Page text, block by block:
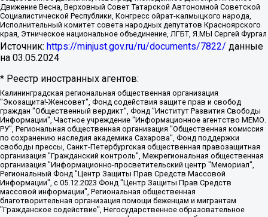
Движение Весна, Верховный Совет Татарской Автономной Советской
Социалистической Республики, Конгресс ойрат-калмыцкого народа,
Исполнительный комитет совета народных депутатов Красноярского
края, Этническое национальное объединение, ЛГБТ, Я.МЫ Сергей Фургал
Источник: https://minjust.gov.ru/ru/documents/7822/ данные
на 03.05.2024
* Реестр иностранных агентов:
Калининградская региональная общественная организация "Экозащита!-Женсовет", Фонд содействия защите прав и свобод граждан "Общественный вердикт", Фонд "Институт Развития Свободы Информации", Частное учреждение "Информационное агентство МЕМО. РУ", Региональная общественная организация "Общественная комиссия по сохранению наследия академика Сахарова", Фонд поддержки свободы прессы, Санкт-Петербургская общественная правозащитная организация "Гражданский контроль", Межрегиональная общественная организация "Информационно-просветительский центр "Мемориал", Региональный Фонд "Центр Защиты Прав Средств Массовой Информации", с 05.12.2023 Фонд "Центр Защиты Прав Средств массовой информации", Региональная общественная благотворительная организация помощи беженцам и мигрантам "Гражданское содействие", Негосударственное образовательное учреждение дополнительного профессионального образования (повышение квалификации) специалистов "АКАДЕМИЯ ПО ПРАВАМ ЧЕЛОВЕКА", Свердловская региональная общественная организация "Сутяжник", Автономная некоммерческая организация "Центр независимых социологических исследований", Союз общественных объединений "Российский исследовательский центр по правам человека", Региональное общественное учреждение научно-информационный центр "МЕМОРИАЛ", Некоммерческая организация "Фонд защиты гласности", Автономная некоммерческая организация "Институт прав человека", Городская общественная организация "Екатеринбургское общество "МЕМОРИАЛ", Городская общественная организация "Рязанское историко-просветительское и правозащитное общество "Мемориал" (Рязанский Мемориал), Челябинский региональный орган общественной самодеятельности – женское общественное объединение "Женщины Евразии", Челябинский региональный орган общественной самодеятельности "Уральская правозащитная группа", Фонд содействия защите здоровья и социальной справедливости имени Андрея Рылькова, Автономная Некоммерческая Организация "Аналитический Центр Юрия Левады", Автономная некоммерческая организация социальной поддержки населения "Проект Апрель", Региональная общественная организация помощи женщинам и детям, находящимся в кризисной ситуации "Информационно-методический центр "Анна", Фонд содействия развитию массовых коммуникаций и правовому просвещению "Так-так-Так", Фонд содействия устойчивому развитию "Серебряная тайга", Свердловский региональный общественный фонд социальных проектов "Новое время", "Idel.Реалии", Кавказ.Реалии, Крым.Реалии, Телеканал Настоящее Время, Татаро-башкирская служба Радио Свобода (Azatliq Radiosi), Радио Свободная Европа/Радио Свобода (PCE/PC), "Сибирь.Реалии", "Фактограф", Благотворительный фонд помощи осужденным и их семьям, Автономная некоммерческая организация "Институт глобализации и социальных движений", Фонд "В защиту прав заключенных", Частное учреждение "Центр поддержки и содействия развитию средств массовой информации", Пензенский региональный общественный благотворительный фонд "Гражданский союз", "Север.Реалии", Некоммерческая организация Фонд "Правовая инициатива", Общество с ограниченной ответственностью "Радио Свободная Европа/Радио Свобода", Чешское информационное агентство "MEDIUM-ORIENT", Красноярская региональная общественная организация "Мы против СПИДа", Камалягин Денис Николаевич, Маркелов Сергей Евгеньевич, Пономарев Лев Александрович, Савицкая Людмила Алексеевна, Автономная некоммерческая организация "Центр по работе с проблемой насилия "НАСИЛИЮ.НЕТ", Межрегиональный профессиональный союз работников здравоохранения "Альянс врачей", Юридическое лицо, зарегистрированное в Латвийской Республике, SIA "Medusa Project" (регистрационный номер 40103797863, дата регистрации 10.06.2014), Некоммерческая организация "Фонд по борьбе с коррупцией", Автономная некоммерческая организация "Институт права и публичной политики", Баданин Роман Сергеевич, Гликин Максим Александрович, Железнова Мария Михайловна, Лукьянова Юлия Сергеевна, Маетная Елизавета Витальевна, Маняхин Петр Борисович, Чуракова Ольга Владимировна, Ярош Юлия Петровна, Юридическое лицо "The Insider SIA", зарегистрированное в Риге, Латвийская Республика (дата регистрации 26.06.2015), являющееся администратором доменного имени интернет-издания "The Insider SIA", https://theins.ru, Постернак Алексей Евгеньевич, Рубин Михаил Аркадьевич, Анин Роман Александрович, Юридическое лицо Istories fonds, зарегистрированное в Латвийской Республике (регистрационный номер 50008295751, дата регистрации 24.02.2020), Великовский Дмитрий Александрович, Долинина Ирина Николаевна, Мароховская Алеся Алексеевна, Шлейнов Роман Юрьевич, Шмагун Олеся Валентиновна, Общество с ограниченной ответственностью "Альтаир 2021", Общество с ограниченной ответственностью "Вега 2021", Общество с ограниченной ответственностью "Главный редактор 2021", Общество с ограниченной ответственностью "Ромашки монолит", Важенков Артем Валерьевич, Ивановская областная общественная организация "Центр гендерных исследований", Гурман Юрий Альбертович, Медиапроект "ОВД-Инфо", Егоров Владимир Владимирович, Жилинский Владимир Александрович, Общество с ограниченной ответственностью "ЗП", Иванова София Юрьевна, Карезина Инна Павловна, Кильтау Екатерина Викторовна, Петров Алексей Викторович, Пискунов Сергей Евгеньевич, Смирнов Сергей Сергеевич, Тихонов Михаил Сергеевич, Общество с ограниченной ответственностью "ЖУРНАЛИСТ-ИНОСТРАННЫЙ АГЕНТ", Арапова Галина Юрьевна, Вольтская Татьяна Анатольевна, Американская компания "Mason G.E.S. Anonymous Foundation" (США), являющаяся владельцем интернет-издания https://mnews.world/, Компания "Stichting Bellingcat", зарегистрированная в Нидерландах (дата регистрации 11.07.2018), Захаров Андрей Вячеславович, Клепиковская Екатерина Дмитриевна, Общество с ограниченной ответственностью "МЕМО", Перл Роман Александрович, Симонов Евгений Алексеевич, Соловьева Елена Анатольевна, Сотников Даниил Владимирович, Сурначева Елизавета Дмитриевна, Автономная некоммерческая организация по защите прав человека и информированию населения "Якутия – Наше Мнение", Общество с ограниченной ответственностью "Москоу диджитал медиа", с 26.01.2023 Общество с ограниченной ответственностью "Чайка Белые сады", Ветошкина Валерия Валерьевна, Заговора Максим Александрович, Межрегиональное общественное движение "Российская ЛГБТ - сеть", Оленичев Максим Владимирович, Павлов Иван Юрьевич, Скворцова Елена Сергеевна, Общество с ограниченной ответственностью "Как бы инагент", Кочетков Игорь Викторович, Общество с ограниченной ответственностью "Честные выборы", Еланчик Олег Александрович, Общество с ограниченной ответственностью "Нобелевский призыв", Гималова Регина Эмилевна, Григорьев Андрей Валерьевич, Григорьева Алина Александровна, Ассоциация по содействию защите прав призывников, альтернативнослужащих и военнослужащих "Правозащитная группа "Гражданин.Армия.Право", Хисамова Регина Фаритовна, Автономная некоммерческая организация по реализации социально-правовых программ "Лилит", Дальневосточное общественное движение "Маяк", Санкт-Петербургская ЛГБТ-инициативная группа "Выход", Инициативная группа ЛГБТ+ "Реверс", Алексеев Андрей Викторович, Бекбулатова Таисия Львовна, Беляев Иван Михайлович, Владыкина Елена Сергеевна, Гельман Марат Александрович, Никульшина Вероника Юрьевна, Толоконникова Надежда Андреевна, Шендерович Виктор Анатольевич, Общество с ограниченной ответственностью "Данное сообщение", Общество с ограниченной ответственностью Издательский дом "Новая глава", Айнбиндер Александра Александровна, Московский комьюнити-центр для ЛГБТ+инициатив, Благотворительный фонд развития филантропии, Deutsche Welle (Германия, Kurt-Schumacher-Strasse 3, 53113 Bonn), Борзунова Мария Михайловна, Воробьев Виктор Викторович, Голубева Анна Львовна, Константинова Алла Михайловна, Малкова Ирина Владимировна, Мурадов Мурад Абдулгалимович, Осетинская Елизавета Николаевна, Понасенков Евгений Николаевич, Ганапольский Матвей Юрьевич, Киселев Евгений Алексеевич, Борухович Ирина Григорьевна, Дремин Иван Тимофеевич, Дубровский Дмитрий Викторович, Красноярская региональная общественная организация поддержки и развития альтернативных образовательных технологий и межкультурных коммуникаций "ИНТЕРРА", Маяковская Екатерина Алексеевна, Фейгин Марк Захарович, Филимонов Андрей Викторович, Дзугкоева Регина Николаевна, Доброхотов Роман Александрович, Дудь Юрий Александрович, Елкин Сергей Владимирович, Кругликов Кирилл Игоревич, Сабунаева Мария Леонидовна, Семенов Алексей Владимирович, Шаинян Карен Багратович, Шульман Екатерина Михайловна, Асафьев Артур Валерьевич, Вахштайн Виктор Семенович, Венедиктов Алексей Алексеевич, Лушникова Екатерина Евгеньевна, Волков Леонид Михайлович, Невзоров Александр Глебович, Пархоменко Сергей Борисович, Сироткин Ярослав Николаевич, Кара-Мурза Владимир Владимирович, Баранова Наталья Владимировна, Гозман Леонид Яковлевич, Кагарлицкий Борис Юльевич, Климарев Михаил Валерьевич, Милов Владимир Станиславович, Автономная некоммерческая организация Краснодарский центр современного искусства "Типография", Моргенштерн Алишер Тагирович, Соболь Любовь Эдуардовна, Общество с ограниченной ответственностью "ЛИЗА НОРМ", Каспаров Гарри Кимович, Ходорковский Михаил Борисович, Общество с ограниченной ответственностью "Апрельские тезисы", Данилович Ирина Брониславовна, Кашин Олег Владимирович, Петров Николай Владимирович, Пивоваров Алексей Владимирович, Соколов Михаил Владимирович, Цветкова Юлия Владимировна, Чичваркин Евгений Александрович, Комитет против пыток/Команда против пыток, Общество с ограниченной ответственностью "Первый научный", Общество с ограниченной ответственностью "Вертолет и ко", Белоцерковская Вероника Борисовна, Кац Максим Евгеньевич, Лазарева Татьяна Юрьевна, Шаведдинов Руслан Табризович, Яшин Илья Валерьевич, Общество с ограниченной ответственностью "Иноагент ААВ", Алешковский Дмитрий Петрович, Альбац Евгения Марковна, Быков Дмитрий Львович, Галямина Юлия Евгеньевна, Лойко Сергей Леонидович, Мартынов Кирилл Константинович, Медведев Сергей Александрович, Крашенинников Федор Геннадиевич, Гордеева Катерина Вл